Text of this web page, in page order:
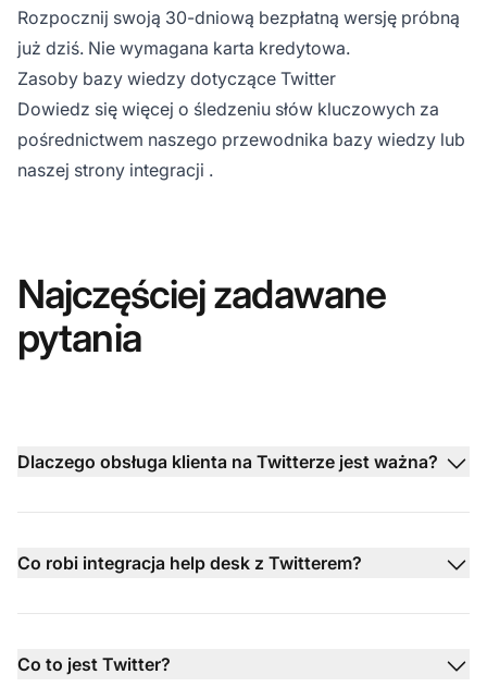
Rozpocznij swoją 30-dniową bezpłatną wersję próbną
już dziś. Nie wymagana karta kredytowa.
Zasoby bazy wiedzy dotyczące Twitter
Dowiedz się więcej o śledzeniu słów kluczowych za
pośrednictwem naszego przewodnika bazy wiedzy lub
naszej strony integracji .
Najczęściej zadawane
pytania
Dlaczego obsługa klienta na Twitterze jest ważna?
Co robi integracja help desk z Twitterem?
Co to jest Twitter?